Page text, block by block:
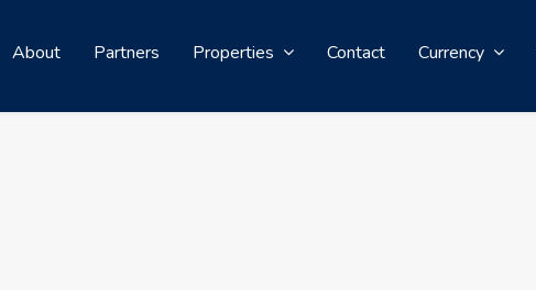
About Partners Properties Contact Currency